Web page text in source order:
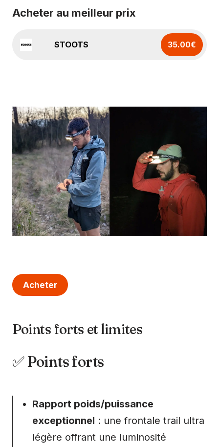
Acheter au meilleur prix
STOOTS 35.00€
Acheter
Points forts et limites
✅ Points forts
Rapport poids/puissance
exceptionnel : une frontale trail ultra
légère offrant une luminosité